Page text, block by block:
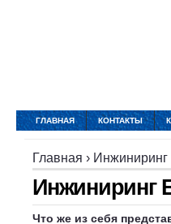
ГЛАВНАЯ КОНТАКТЫ
Главная › Инжиниринг
Инжиниринг
Что же из себя